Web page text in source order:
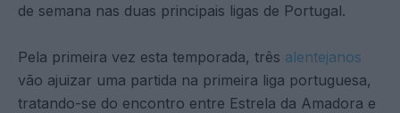
de semana nas duas principais ligas de Portugal.
Pela primeira vez esta temporada, três alentejanos
vão ajuizar uma partida na primeira liga portuguesa,
tratando-se do encontro entre Estrela da Amadora e